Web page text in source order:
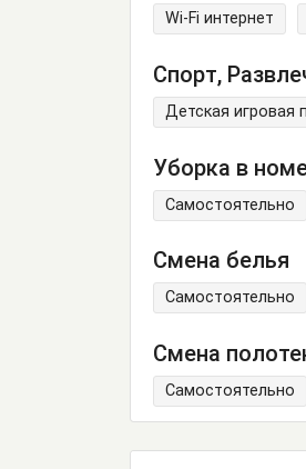
Wi-Fi интернет
Спорт,
Детская игровая
Уборка в
Самостоятельно
Смена белья
Самостоятельно
Смена
Самостоятельно